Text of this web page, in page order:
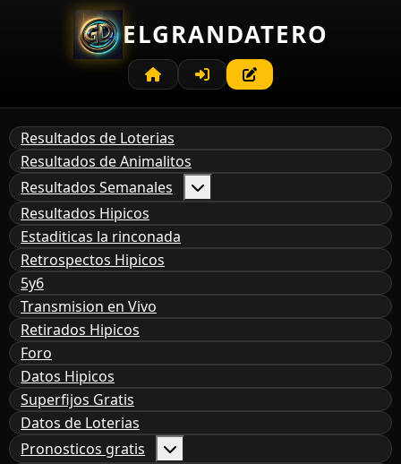
ELGRANDATERO
Resultados de Loterias
Resultados de Animalitos
Resultados Semanales
Resultados Hipicos
Estaditicas la rinconada
Retrospectos Hipicos
5y6
Transmision en Vivo
Retirados Hipicos
Foro
Datos Hipicos
Superfijos Gratis
Datos de Loterias
Pronosticos gratis